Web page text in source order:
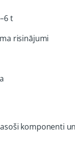
t
risinājumi
komponenti